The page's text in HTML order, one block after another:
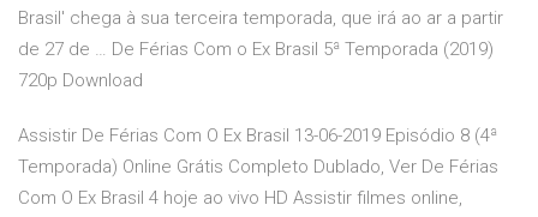
Brasil' chega à sua terceira temporada, que irá ao ar a partir
de 27 de … De Férias Com o Ex Brasil 5ª Temporada (2019)
720p Download
Assistir De Férias Com O Ex Brasil 13-06-2019 Episódio 8 (4ª
Temporada) Online Grátis Completo Dublado, Ver De Férias
Com O Ex Brasil 4 hoje ao vivo HD Assistir filmes online,